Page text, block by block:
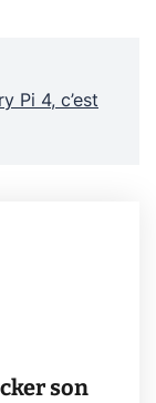
Pi 4, c’est
son